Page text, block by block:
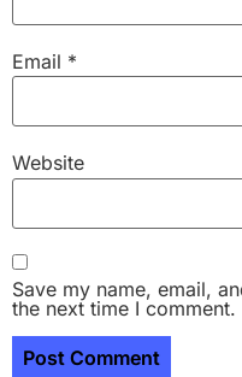
Email *
Website
Save my name, email,
the next time I comment.